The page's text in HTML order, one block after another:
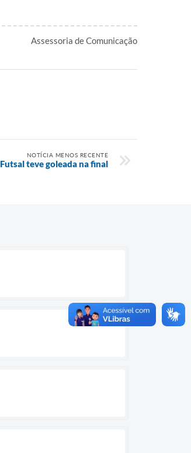
Assessoria de Comunicação
NOTÍCIA MENOS RECENTE
Futsal teve goleada na final